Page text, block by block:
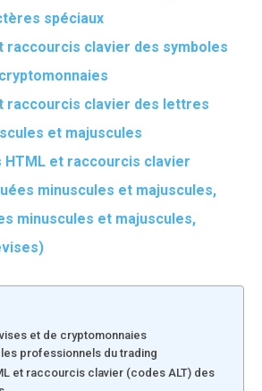
spéciaux
raccourcis clavier des symboles
raccourcis clavier des lettres
et majuscules
HTML et raccourcis clavier
minuscules et majuscules,
minuscules et majuscules,
et de cryptomonnaies
professionnels du trading
et raccourcis clavier (codes ALT) des